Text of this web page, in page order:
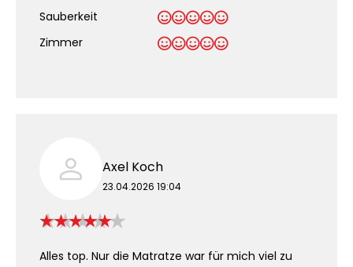
Sauberkeit
Zimmer
Axel Koch
23.04.2026 19:04
Alles top. Nur die Matratze war für mich viel zu